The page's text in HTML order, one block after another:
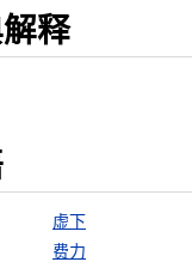
释
虚下
费力